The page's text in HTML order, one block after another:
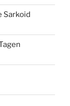
Sarkoid